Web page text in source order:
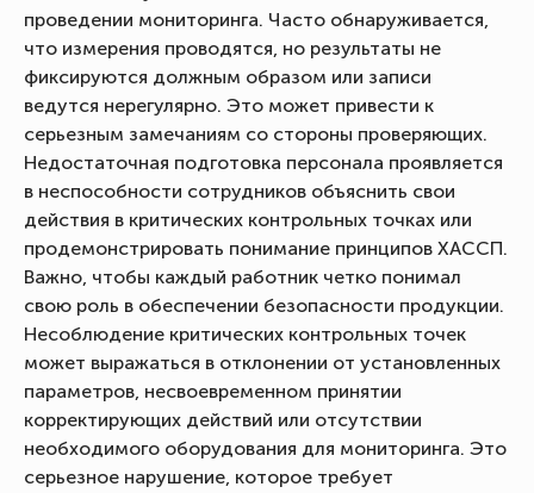
проведении мониторинга. Часто обнаруживается,
что измерения проводятся, но результаты не
фиксируются должным образом или записи
ведутся нерегулярно. Это может привести к
серьезным замечаниям со стороны проверяющих.
Недостаточная подготовка персонала проявляется
в неспособности сотрудников объяснить свои
действия в критических контрольных точках или
продемонстрировать понимание принципов ХАССП.
Важно, чтобы каждый работник четко понимал
свою роль в обеспечении безопасности продукции.
Несоблюдение критических контрольных точек
может выражаться в отклонении от установленных
параметров, несвоевременном принятии
корректирующих действий или отсутствии
необходимого оборудования для мониторинга. Это
серьезное нарушение, которое требует